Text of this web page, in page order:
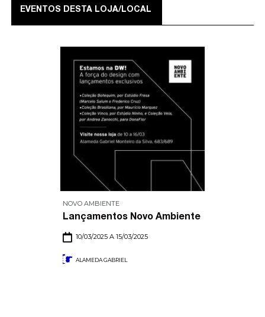
EVENTOS DESTA LOJA/LOCAL
NOVO AMBIENTE
Lançamentos Novo Ambiente
10/03/2025 A 15/03/2025
ALAMEDA GABRIEL